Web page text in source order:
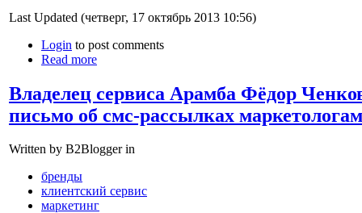
Last Updated (четверг, 17 октябрь 2013 10:56)
Login to post comments
Read more
Владелец сервиса Арамба Фёдор
письмо об смс-рассылках
Written by B2Blogger in
бренды
клиентский сервис
маркетинг